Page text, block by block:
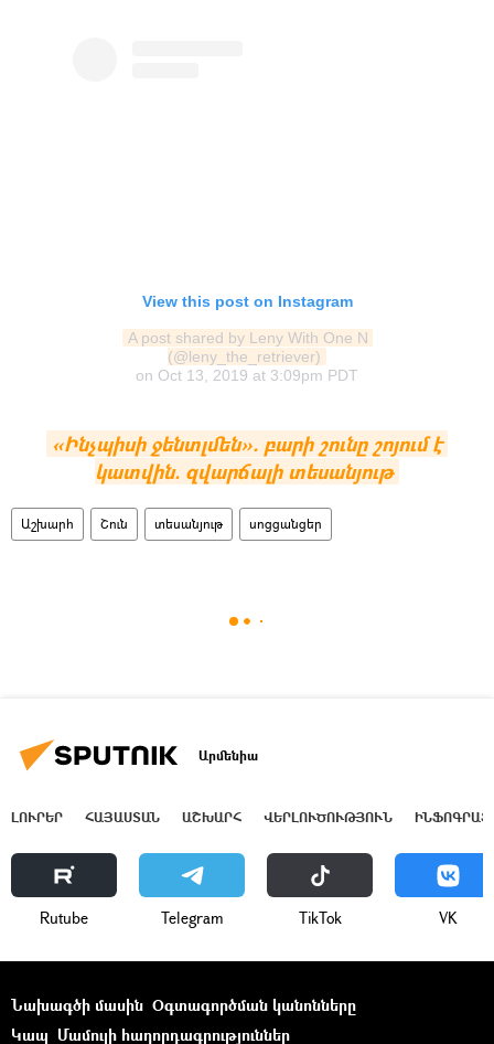
View this post on Instagram
A post shared by Leny With One N
(@leny_the_retriever)
on Oct 13, 2019 at 3:09pm PDT
«Ինչպիսի ջենտլմեն». բարի շունը շոյում է
կատվին. զվարճալի տեսանյութ
Աշխարհ Շուն տեսանյութ սոցցանցեր
Արմենիա
ԼՈՒՐԵՐ ՀԱՅԱՍՏԱՆ ԱՇԽԱՐՀ ՎԵՐԼՈՒԾՈՒԹՅՈՒՆ
Rutube Telegram ТikТоk VK
Նախագծի մասին Օգտագործման կանոնները
Կապ Մամուլի հաղորդագրություններ